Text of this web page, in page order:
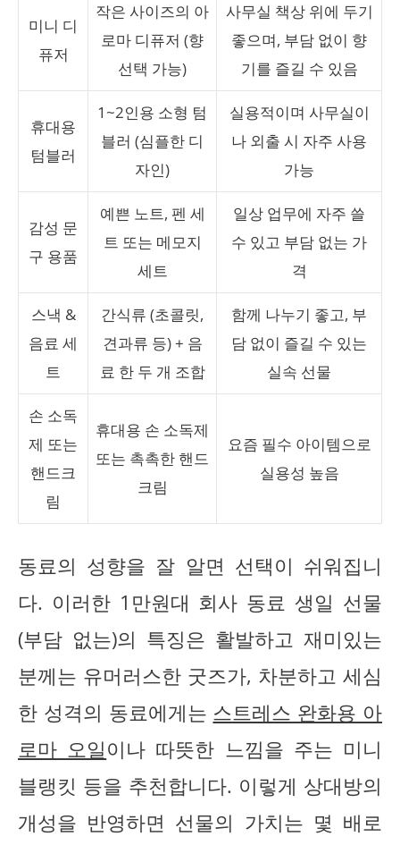
미니 디
퓨저
작은 사이즈의 아
로마 디퓨저 (향
선택 가능)
사무실 책상 위에 두기
좋으며, 부담 없이 향
기를 즐길 수 있음
휴대용
텀블러
1~2인용 소형 텀
블러 (심플한 디
자인)
실용적이며 사무실이
나 외출 시 자주 사용
가능
감성 문
구 용품
예쁜 노트, 펜 세
트 또는 메모지
세트
일상 업무에 자주 쓸
수 있고 부담 없는 가
격
스낵 &
음료 세
트
간식류 (초콜릿,
견과류 등) + 음
료 한 두 개 조합
함께 나누기 좋고, 부
담 없이 즐길 수 있는
실속 선물
손 소독
제 또는
핸드크
림
휴대용 손 소독제
또는 촉촉한 핸드
크림
요즘 필수 아이템으로
실용성 높음
동료의 성향을 잘 알면 선택이 쉬워집니
다. 이러한 1만원대 회사 동료 생일 선물
(부담 없는)의 특징은 활발하고 재미있는
분께는 유머러스한 굿즈가, 차분하고 세심
한 성격의 동료에게는 스트레스 완화용 아
로마 오일이나 따뜻한 느낌을 주는 미니
블랭킷 등을 추천합니다. 이렇게 상대방의
개성을 반영하면 선물의 가치는 몇 배로